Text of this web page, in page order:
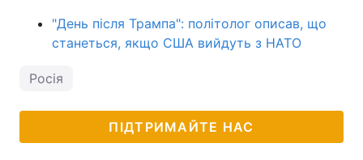
"День після Трампа": політолог описав, що
станеться, якщо США вийдуть з НАТО
Росія
ПІДТРИМАЙТЕ НАС